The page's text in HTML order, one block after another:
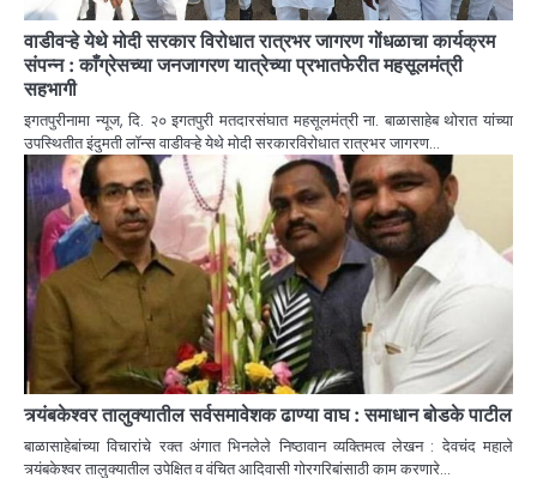
वाडीवऱ्हे येथे मोदी सरकार विरोधात रात्रभर जागरण गोंधळाचा कार्यक्रम
संपन्न : काँग्रेसच्या जनजागरण यात्रेच्या प्रभातफेरीत महसूलमंत्री
सहभागी
इगतपुरीनामा न्यूज, दि. २० इगतपुरी मतदारसंघात महसूलमंत्री ना. बाळासाहेब थोरात यांच्या
उपस्थितीत इंदुमती लॉन्स वाडीवऱ्हे येथे मोदी सरकारविरोधात रात्रभर जागरण…
त्र्यंबकेश्वर तालुक्यातील सर्वसमावेशक ढाण्या वाघ : समाधान बोडके पाटील
बाळासाहेबांच्या विचारांचे रक्त अंगात भिनलेले निष्ठावान व्यक्तिमत्व लेखन : देवचंद महाले
त्र्यंबकेश्वर तालुक्यातील उपेक्षित व वंचित आदिवासी गोरगरिबांसाठी काम करणारे…